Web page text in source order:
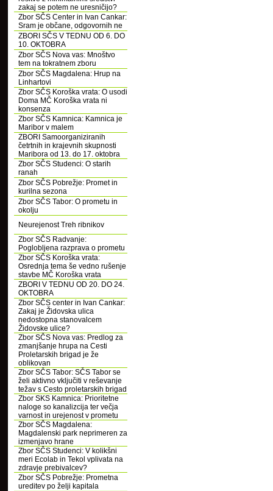
zakaj se potem ne uresničijo?
Zbor SČS Center in Ivan Cankar:
Sram je občane, odgovornih ne
ZBORI SČS V TEDNU OD 6. DO
10. OKTOBRA
Zbor SČS Nova vas: Mnoštvo
tem na tokratnem zboru
Zbor SČS Magdalena: Hrup na
Linhartovi
Zbor SČS Koroška vrata: O usodi
Doma MČ Koroška vrata ni
konsenza
Zbor SČS Kamnica: Kamnica je
Maribor v malem
ZBORI Samoorganiziranih
četrtnih in krajevnih skupnosti
Maribora od 13. do 17. oktobra
Zbor SČS Studenci: O starih
ranah
Zbor SČS Pobrežje: Promet in
kurilna sezona
Zbor SČS Tabor: O prometu in
okolju
Neurejenost Treh ribnikov
Zbor SČS Radvanje:
Poglobljena razprava o prometu
Zbor SČS Koroška vrata:
Osrednja tema še vedno rušenje
stavbe MČ Koroška vrata
ZBORI V TEDNU OD 20. DO 24.
OKTOBRA
Zbor SČS center in Ivan Cankar:
Zakaj je Židovska ulica
nedostopna stanovalcem
Židovske ulice?
Zbor SČS Nova vas: Predlog za
zmanjšanje hrupa na Cesti
Proletarskih brigad je že
oblikovan
Zbor SČS Tabor: SČS Tabor se
želi aktivno vključiti v reševanje
težav s Cesto proletarskih brigad
Zbor SKS Kamnica: Prioritetne
naloge so kanalizcija ter večja
varnost in urejenost v prometu
Zbor SČS Magdalena:
Magdalenski park neprimeren za
izmenjavo hrane
Zbor SČS Studenci: V kolikšni
meri Ecolab in Tekol vplivata na
zdravje prebivalcev?
Zbor SČS Pobrežje: Prometna
ureditev po želji kapitala